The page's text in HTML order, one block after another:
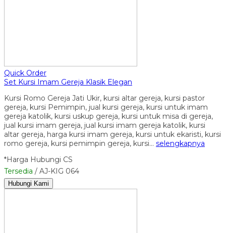
Quick Order
Set Kursi Imam Gereja Klasik Elegan
Kursi Romo Gereja Jati Ukir, kursi altar gereja, kursi pastor
gereja, kursi Pemimpin, jual kursi gereja, kursi untuk imam
gereja katolik, kursi uskup gereja, kursi untuk misa di gereja,
jual kursi imam gereja, jual kursi imam gereja katolik, kursi
altar gereja, harga kursi imam gereja, kursi untuk ekaristi, kursi
romo gereja, kursi pemimpin gereja, kursi… selengkapnya
*Harga Hubungi CS
Tersedia / AJ-KIG 064
Hubungi Kami